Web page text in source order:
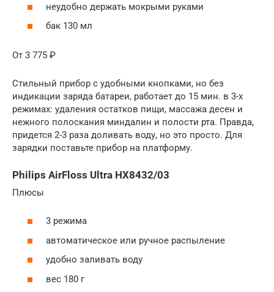
неудобно держать мокрыми руками
бак 130 мл
От 3 775 ₽
Стильный прибор с удобными кнопками, но без
индикации заряда батареи, работает до 15 мин. в 3-х
режимах: удаления остатков пищи, массажа десен и
нежного полоскания миндалин и полости рта. Правда,
придется 2-3 раза доливать воду, но это просто. Для
зарядки поставьте прибор на платформу.
Philips AirFloss Ultra HX8432/03
Плюсы
3 режима
автоматическое или ручное распыление
удобно заливать воду
вес 180 г